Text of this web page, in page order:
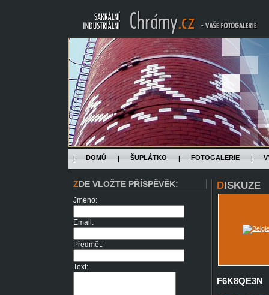
DOMŮ ŠUPLÁTKO FOTOGALERIE
ZDE VLOŽTE PŘÍSPĚVĚK:
Jméno:
Email:
Předmět:
Text:
DISKUZE
F6K8QE3N